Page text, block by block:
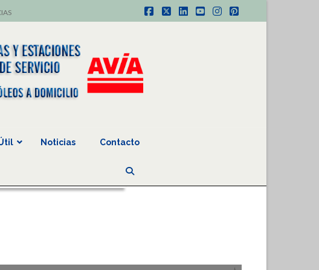
Facebook
X LinkedIn
YouTube
Instagram
Pinterest
Noticias Contacto